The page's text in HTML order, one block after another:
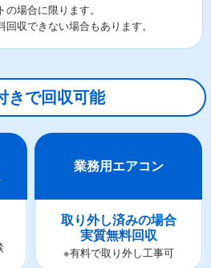
場合に限ります。
収できない場合もあります。
きで回収可能
業務用エアコン
取り外し済みの場合
実質無料回収
※有料で取り外し工事可